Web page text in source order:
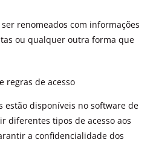
renomeados com informações
ou qualquer outra forma que
regras de acesso
estão disponíveis no software de
diferentes tipos de acesso aos
a confidencialidade dos